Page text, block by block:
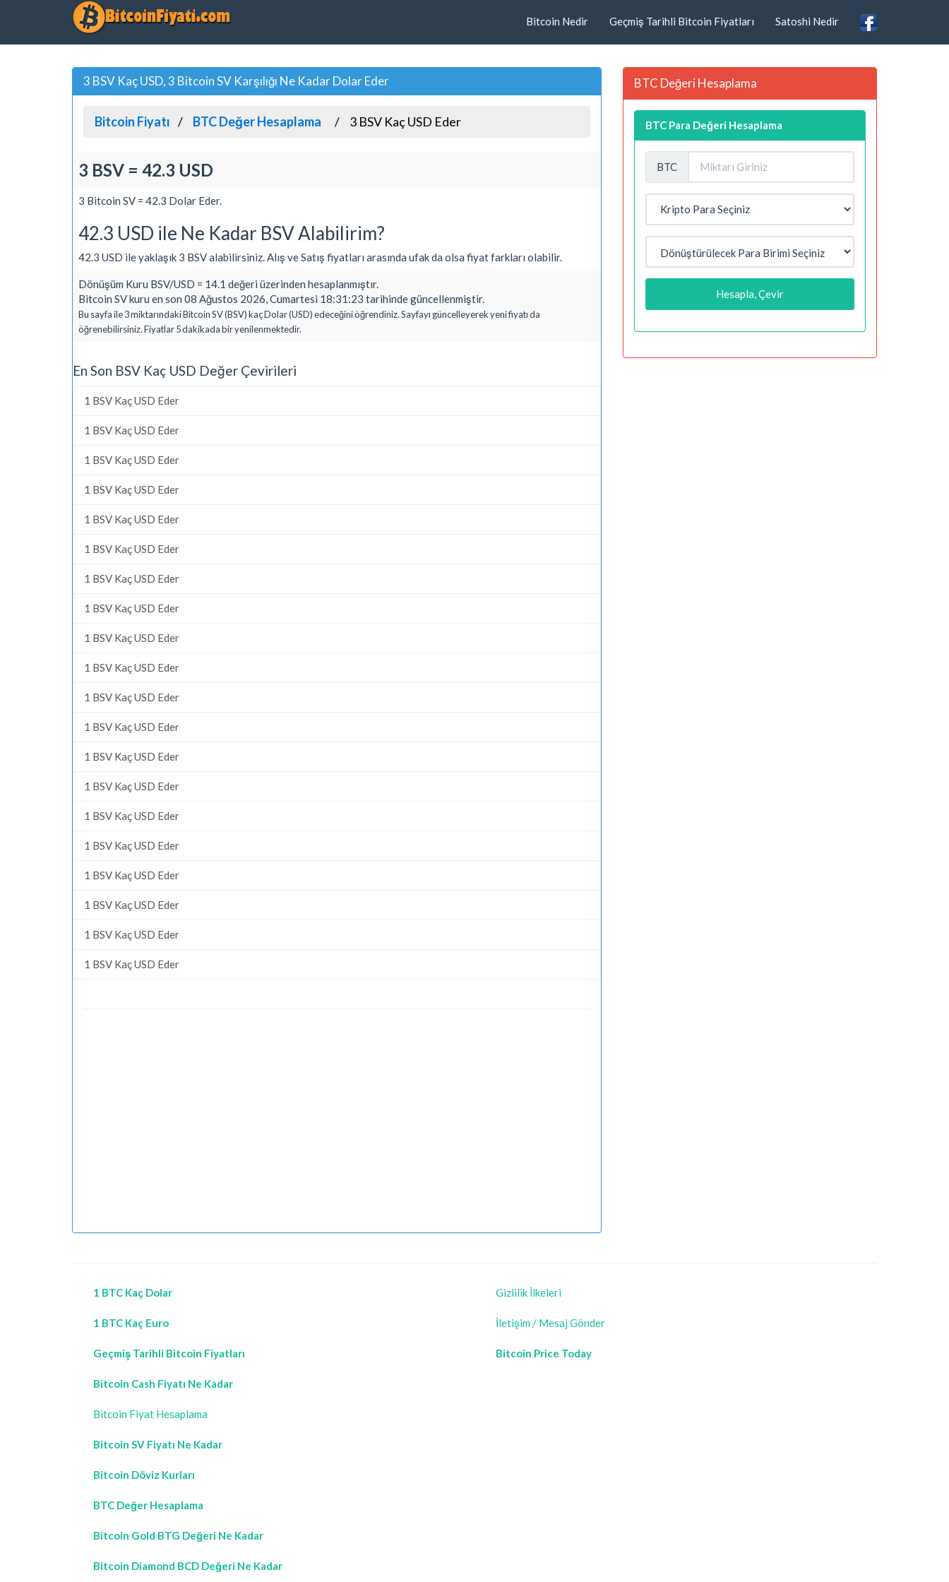
Bitcoin Nedir Geçmiş Tarihli Bitcoin Fiyatları Satoshi Nedir
3 BSV Kaç USD, 3 Bitcoin SV Karşılığı Ne Kadar Dolar Eder
Bitcoin Fiyatı BTC Değer Hesaplama 3 BSV Kaç USD Eder
3 BSV = 42.3 USD
3 Bitcoin SV = 42.3 Dolar Eder.
42.3 USD ile Ne Kadar BSV Alabilirim?
42.3 USD ile yaklaşık 3 BSV alabilirsiniz. Alış ve Satış fiyatları arasında ufak da olsa fiyat farkları olabilir.
Dönüşüm Kuru BSV/USD = 14.1 değeri üzerinden hesaplanmıştır.
Bitcoin SV kuru en son 08 Ağustos 2026, Cumartesi 18:31:23 tarihinde güncellenmiştir.
Bu sayfa ile 3 miktarındaki Bitcoin SV (BSV) kaç Dolar (USD) edeceğini öğrendiniz. Sayfayı güncelleyerek yeni fiyatı da
öğrenebilirsiniz. Fiyatlar 5 dakikada bir yenilenmektedir.
En Son BSV Kaç USD Değer Çevirileri
1 BSV Kaç USD Eder
1 BSV Kaç USD Eder
1 BSV Kaç USD Eder
1 BSV Kaç USD Eder
1 BSV Kaç USD Eder
1 BSV Kaç USD Eder
1 BSV Kaç USD Eder
1 BSV Kaç USD Eder
1 BSV Kaç USD Eder
1 BSV Kaç USD Eder
1 BSV Kaç USD Eder
1 BSV Kaç USD Eder
1 BSV Kaç USD Eder
1 BSV Kaç USD Eder
1 BSV Kaç USD Eder
1 BSV Kaç USD Eder
1 BSV Kaç USD Eder
1 BSV Kaç USD Eder
1 BSV Kaç USD Eder
1 BSV Kaç USD Eder
BTC Değeri Hesaplama
BTC Para Değeri Hesaplama
BTC
Hesapla, Çevir
1 BTC Kaç Dolar
1 BTC Kaç Euro
Geçmiş Tarihli Bitcoin Fiyatları
Bitcoin Cash Fiyatı Ne Kadar
Bitcoin Fiyat Hesaplama
Bitcoin SV Fiyatı Ne Kadar
Bitcoin Döviz Kurları
BTC Değer Hesaplama
Bitcoin Gold BTG Değeri Ne Kadar
Bitcoin Diamond BCD Değeri Ne Kadar
Gizlilik İlkeleri
İletişim / Mesaj Gönder
Bitcoin Price Today